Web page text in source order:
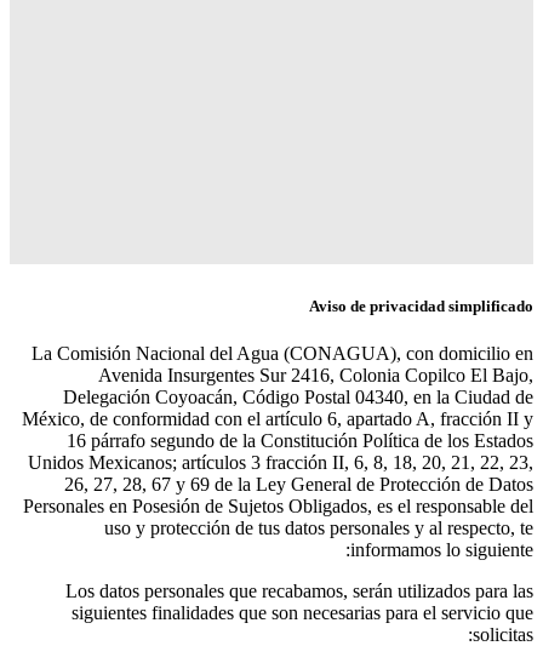
Aviso de privacidad simplificado
La Comisión Nacional del Agua (CONAGUA), con domicilio en
Avenida Insurgentes Sur 2416, Colonia Copilco El Bajo,
Delegación Coyoacán, Código Postal 04340, en la Ciudad de
México, de conformidad con el artículo 6, apartado A, fracción II y
16 párrafo segundo de la Constitución Política de los Estados
Unidos Mexicanos; artículos 3 fracción II, 6, 8, 18, 20, 21, 22, 23,
26, 27, 28, 67 y 69 de la Ley General de Protección de Datos
Personales en Posesión de Sujetos Obligados, es el responsable del
uso y protección de tus datos personales y al respecto, te
informamos lo siguiente:
Los datos personales que recabamos, serán utilizados para las
siguientes finalidades que son necesarias para el servicio que
solicitas: